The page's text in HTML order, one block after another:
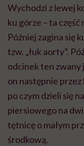
Wychodzi z lewej
ku górze – ta
Później zagina się
tzw. „łuk aorty”.
odcinek ten zwany
on następnie
po czym dzieli się
piersiowego na
tętnicę o małym
środkową.